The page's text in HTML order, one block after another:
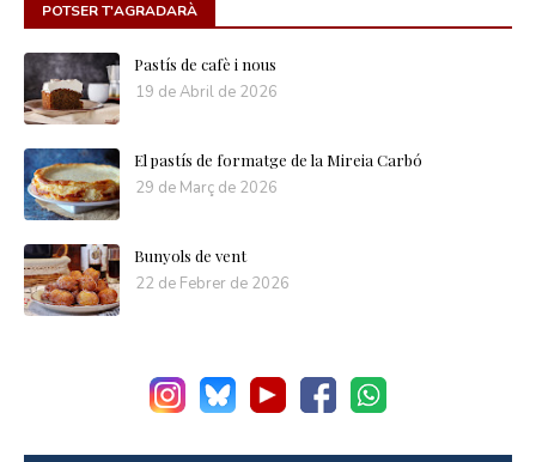
POTSER T'AGRADARÀ
Pastís de cafè i nous
19 de Abril de 2026
El pastís de formatge de la Mireia Carbó
29 de Març de 2026
Bunyols de vent
22 de Febrer de 2026